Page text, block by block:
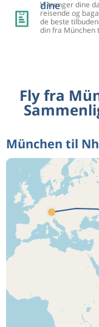
dine
Vi trenger dine
reisende og
de beste
din fra München
Fly fra
München til